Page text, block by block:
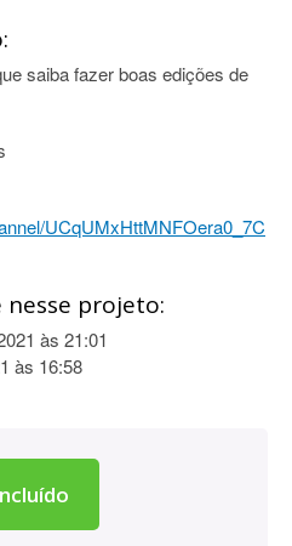
saiba fazer boas edições de
UCqUMxHttMNFOera0_7C
projeto:
às 21:01
às 16:58